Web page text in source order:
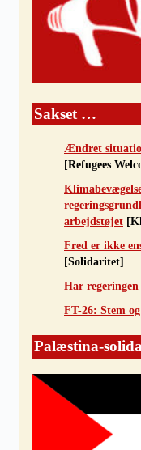
Sakset …
Ændret
[Refugees
arbejdstøjet
Fred er ikke
[Solidaritet]
Har
FT-26: Stem
Palæstina-